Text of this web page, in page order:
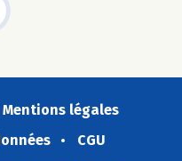
Mentions légales
CGU